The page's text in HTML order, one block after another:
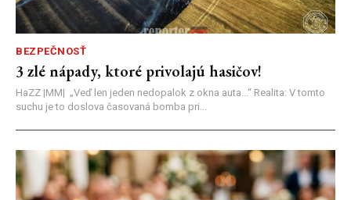
BEZPEČNOSŤ
3 zlé nápady, ktoré privolajú hasičov!
HaZZ |MM| ​„Veď len jeden nedopalok z okna auta...“ ​Realita: V tomto
suchu je to doslova časovaná bomba pri...